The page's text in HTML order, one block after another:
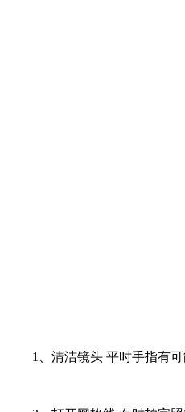
1、清洁镜头 平时手指有可